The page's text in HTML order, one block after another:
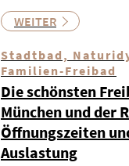
WEITER
Stadtbad,
Familien-Freibad
Die schönsten
München und der
Öffnungszeiten
Auslastung